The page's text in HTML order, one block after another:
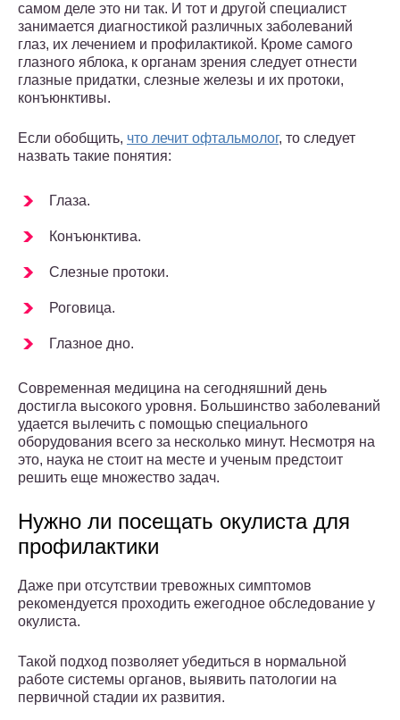
самом деле это ни так. И тот и другой специалист
занимается диагностикой различных заболеваний
глаз, их лечением и профилактикой. Кроме самого
глазного яблока, к органам зрения следует отнести
глазные придатки, слезные железы и их протоки,
конъюнктивы.
Если обобщить, что лечит офтальмолог, то следует
назвать такие понятия:
Глаза.
Конъюнктива.
Слезные протоки.
Роговица.
Глазное дно.
Современная медицина на сегодняшний день
достигла высокого уровня. Большинство заболеваний
удается вылечить с помощью специального
оборудования всего за несколько минут. Несмотря на
это, наука не стоит на месте и ученым предстоит
решить еще множество задач.
Нужно ли посещать окулиста для
профилактики
Даже при отсутствии тревожных симптомов
рекомендуется проходить ежегодное обследование у
окулиста.
Такой подход позволяет убедиться в нормальной
работе системы органов, выявить патологии на
первичной стадии их развития.